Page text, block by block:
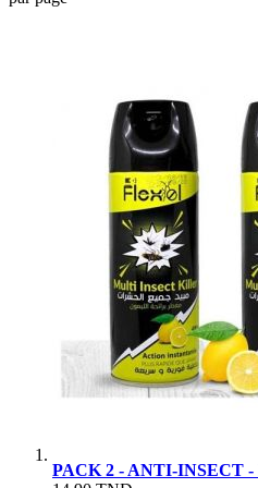
PACK 2 - ANTI-INSECT